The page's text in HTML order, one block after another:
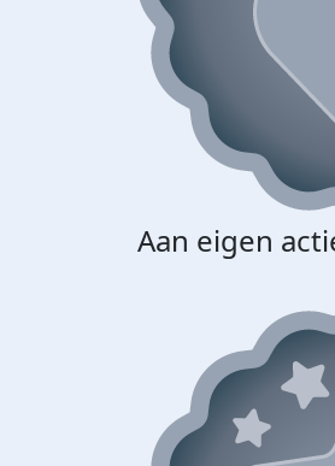
Aan eigen